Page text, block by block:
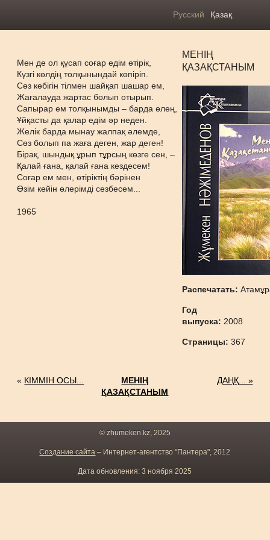
Русский Қазақ
Мен де ол құсап соғар едім өтірік,
Күзгі көлдің толқынындай көпіріп.
Сөз көбігін тілмен шайқап шашар ем,
Жағалауда жартас болып отырып.
Сапырар ем толқынымды – барда өлең,
Ұйқасты да қалар едім әр неден.
Желік барда мынау жалпақ әлемде,
Сөз болып па жаға деген, жар деген!
Бірақ, шындық ұрып тұрсың көзге сен, –
Қалай ғана, қалай ғана кездесем!
Соғар ем мен, өтіріктің бәрінен
Өзім кейін өлерімді сезбесем...
1965
МЕНІҢ
ҚАЗАҚСТАНЫМ
Распечатать:
Год
выпуска: 2008
Страницы:367
« КІММІН ОСЫ...
МЕНІҢ
ҚАЗАҚСТАНЫМ
ДАҢҚ... »
© zhumeken.kz, 2025
Создание сайта – Интернет-агентство "Пантера", 2012
Дата обновления: 3 ноября 2025